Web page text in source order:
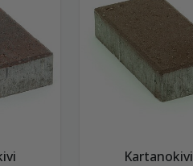
Kartanokivi